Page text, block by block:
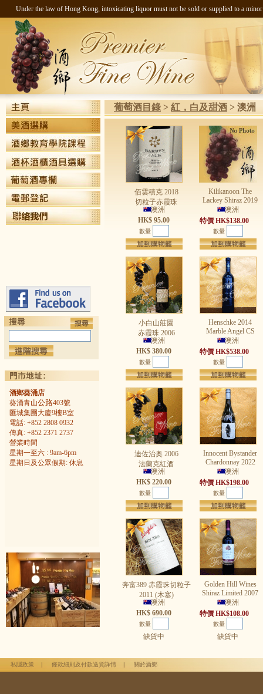
Under the law of Hong Kong, intoxicating liquor must not be sold or supplied to a
酒鄉葵涌店
葵涌青山公路403號
匯城集團大廈9樓B室
電話: +852 2808 0932
傳真: +852 2371 2737
營業時間
星期一至六 : 9am-6pm
星期日及公眾假期: 休息
葡萄酒目錄 > 紅，白及甜酒 > 澳洲
佰雲積克 2018
切粒子赤霞珠
澳洲
HK$ 95.00
數量
Kilikanoon The
Lackey Shiraz 2019
澳洲
特價 HK$138.00
數量
小白山莊園
赤霞珠 2006
澳洲
HK$ 380.00
數量
Henschke 2014
Marble Angel CS
澳洲
特價 HK$538.00
數量
迪佐治奥 2006
法蘭克紅酒
澳洲
HK$ 220.00
數量
Innocent Bystander
Chardonnay 2022
澳洲
特價 HK$198.00
數量
奔富389 赤霞珠切粒子
2011 (木塞)
澳洲
HK$ 690.00
數量
缺貨中
Golden Hill Wines
Shiraz Limited 2007
澳洲
特價 HK$108.00
數量
缺貨中
私隱政策 | 條款細則及付款送貨詳情 | 關於酒鄉